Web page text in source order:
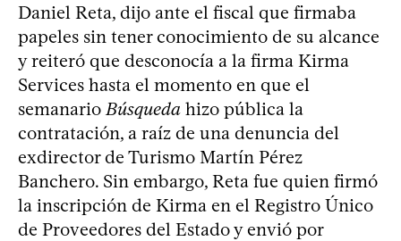
Daniel Reta, dijo ante el fiscal que firmaba
papeles sin tener conocimiento de su alcance
y reiteró que desconocía a la firma Kirma
Services hasta el momento en que el
semanario Búsqueda hizo pública la
contratación, a raíz de una denuncia del
exdirector de Turismo Martín Pérez
Banchero. Sin embargo, Reta fue quien firmó
la inscripción de Kirma en el Registro Único
de Proveedores del Estado y envió por